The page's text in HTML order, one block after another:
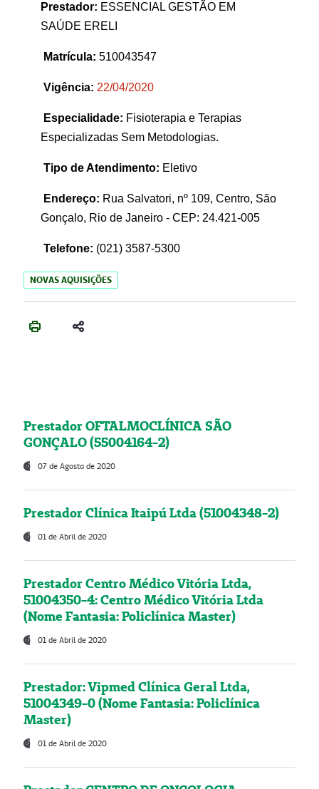
Prestador: ESSENCIAL GESTÃO EM
SAÚDE ERELI
Matrícula: 510043547
Vigência: 22/04/2020
Especialidade: Fisioterapia e Terapias
Especializadas Sem Metodologias.
Tipo de Atendimento: Eletivo
Endereço: Rua Salvatori, nº 109, Centro, São
Gonçalo, Rio de Janeiro - CEP: 24.421-005
Telefone: (021) 3587-5300
NOVAS AQUISIÇÕES
Prestador OFTALMOCLÍNICA SÃO
GONÇALO (55004164-2)
07 de Agosto de 2020
Prestador Clínica Itaipú Ltda (51004348-2)
01 de Abril de 2020
Prestador Centro Médico Vitória Ltda,
51004350-4: Centro Médico Vitória Ltda
(Nome Fantasia: Policlínica Master)
01 de Abril de 2020
Prestador: Vipmed Clínica Geral Ltda,
51004349-0 (Nome Fantasia: Policlínica
Master)
01 de Abril de 2020